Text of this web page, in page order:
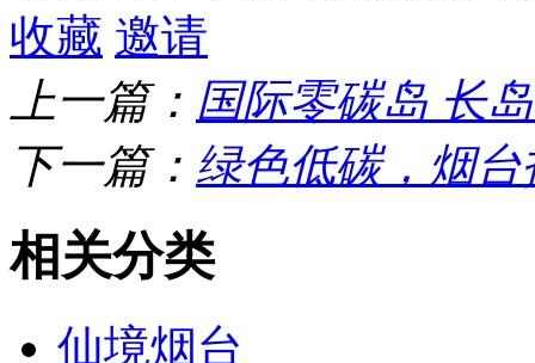
收藏 邀请
上一篇： 国际零碳岛 长
下一篇： 绿色低碳，烟
相关分类
仙境烟台